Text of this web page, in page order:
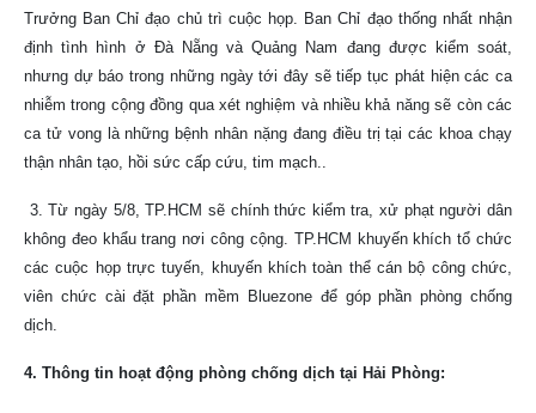
Trưởng Ban Chỉ đạo chủ trì cuộc họp. Ban Chỉ đạo thống nhất nhận
định tình hình ở Đà Nẵng và Quảng Nam đang được kiểm soát,
nhưng dự báo trong những ngày tới đây sẽ tiếp tục phát hiện các ca
nhiễm trong cộng đồng qua xét nghiệm và nhiều khả năng sẽ còn các
ca tử vong là những bệnh nhân nặng đang điều trị tại các khoa chạy
thận nhân tạo, hồi sức cấp cứu, tim mạch..
3. Từ ngày 5/8, TP.HCM sẽ chính thức kiểm tra, xử phạt người dân
không đeo khẩu trang nơi công cộng. TP.HCM khuyến khích tổ chức
các cuộc họp trực tuyến, khuyến khích toàn thể cán bộ công chức,
viên chức cài đặt phần mềm Bluezone để góp phần phòng chống
dịch.
4. Thông tin hoạt động phòng chống dịch tại Hải Phòng: